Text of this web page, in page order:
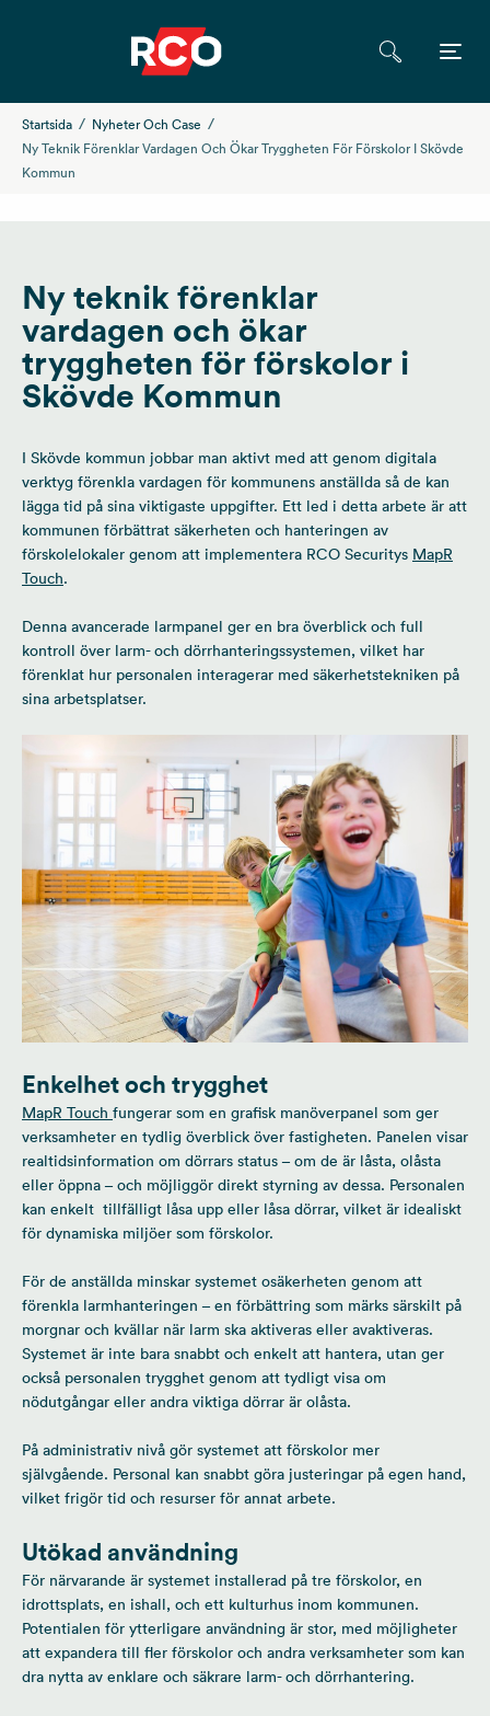
Startsida
Nyheter Och Case
Ny Teknik Förenklar Vardagen Och Ökar Tryggheten För Förskolor I Skövde
Kommun
Ny teknik förenklar
vardagen och ökar
tryggheten för förskolor i
Skövde Kommun
I Skövde kommun jobbar man aktivt med att genom digitala
verktyg förenkla vardagen för kommunens anställda så de kan
lägga tid på sina viktigaste uppgifter. Ett led i detta arbete är att
kommunen förbättrat säkerheten och hanteringen av
förskolelokaler genom att implementera RCO Securitys MapR
Touch.
Denna avancerade larmpanel ger en bra överblick och full
kontroll över larm- och dörrhanteringssystemen, vilket har
förenklat hur personalen interagerar med säkerhetstekniken på
sina arbetsplatser.
Enkelhet och trygghet
MapR Touch fungerar som en grafisk manöverpanel som ger
verksamheter en tydlig överblick över fastigheten. Panelen visar
realtidsinformation om dörrars status – om de är låsta, olåsta
eller öppna – och möjliggör direkt styrning av dessa. Personalen
kan enkelt tillfälligt låsa upp eller låsa dörrar, vilket är idealiskt
för dynamiska miljöer som förskolor.
För de anställda minskar systemet osäkerheten genom att
förenkla larmhanteringen – en förbättring som märks särskilt på
morgnar och kvällar när larm ska aktiveras eller avaktiveras.
Systemet är inte bara snabbt och enkelt att hantera, utan ger
också personalen trygghet genom att tydligt visa om
nödutgångar eller andra viktiga dörrar är olåsta.
På administrativ nivå gör systemet att förskolor mer
självgående. Personal kan snabbt göra justeringar på egen hand,
vilket frigör tid och resurser för annat arbete.
Utökad användning
För närvarande är systemet installerad på tre förskolor, en
idrottsplats, en ishall, och ett kulturhus inom kommunen.
Potentialen för ytterligare användning är stor, med möjligheter
att expandera till fler förskolor och andra verksamheter som kan
dra nytta av enklare och säkrare larm- och dörrhantering.